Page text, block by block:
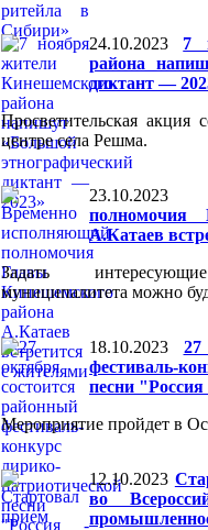
24.10.2023
7
района
диктант —
Просветительская акция
центре села Решма.
23.10.2023
полномочия
А.Катаев
Задать
муниципалитета можно
18.10.2023
27
фестиваль-
песни
Мероприятие пройдет в
12.10.2023
во